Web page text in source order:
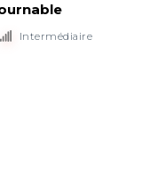
Intermédiaire